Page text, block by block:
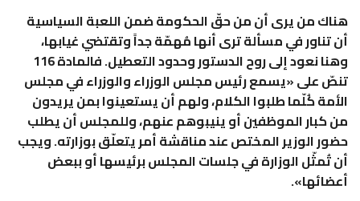
هناك من يرى أن من حقّ الحكومة ضمن اللعبة السياسية
أن تناور في مسألة ترى أنها مُهمّة جداً وتقتضي غيابها،
وهنا نعود إلى روح الدستور وحدود التعطيل. فالمادة 116
تنصّ على «يسمع رئيس مجلس الوزراء والوزراء في مجلس
الأمة كُلّما طلبوا الكلام، ولهم أن يستعينوا بمن يريدون
من كبار الموظفين أو ينيبوهم عنهم، وللمجلس أن يطلب
حضور الوزير المختص عند مناقشة أمر يتعلّق بوزارته. ويجب
أن تُمثّل الوزارة في جلسات المجلس برئيسها أو ببعض
أعضائها».